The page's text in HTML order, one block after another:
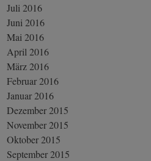
Juli 2016
Juni 2016
Mai 2016
April 2016
März 2016
Februar 2016
Januar 2016
Dezember 2015
November 2015
Oktober 2015
September 2015